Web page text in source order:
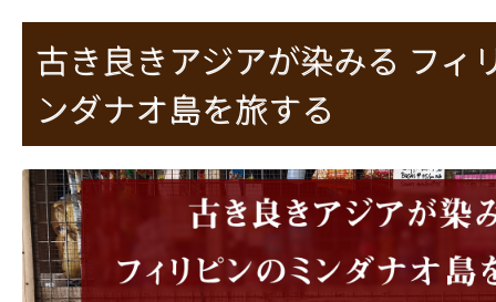
古き良きアジアが染みる フィ
ンダナオ島を旅する